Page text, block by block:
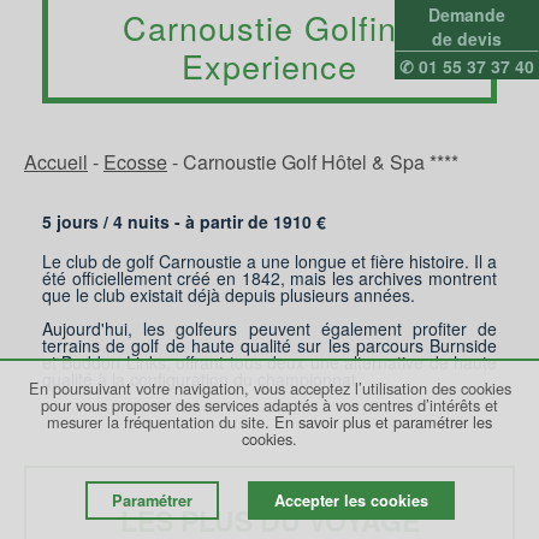
Demande
de devis
✆ 01 55 37 37 40
Carnoustie Golfing
Experience
Accueil - Ecosse-Carnoustie Golf Hôtel & Spa ****
5 jours / 4 nuits - à partir de 1910 €
Le club de golf Carnoustie a une longue et fière histoire. Il a
été officiellement créé en 1842, mais les archives montrent
que le club existait déjà depuis plusieurs années.
Aujourd'hui, les golfeurs peuvent également profiter de
terrains de golf de haute qualité sur les parcours Burnside
et Buddon Links, offrant tous deux une alternative de haute
qualité à la configuration du championnat.
LES PLUS DU VOYAGE
En poursuivant votre navigation, vous acceptez l’utilisation des cookies
pour vous proposer des services adaptés à vos centres d’intérêts et
mesurer la fréquentation du site. En savoir plus et paramétrer les
cookies.
Paramétrer Accepter les cookies